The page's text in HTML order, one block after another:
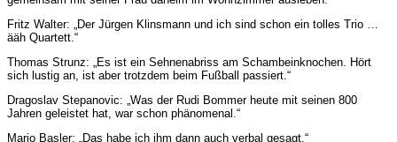
Fritz Walter: „Der Jürgen Klinsmann und ich sind schon ein tolles Trio …
ääh Quartett.“
Thomas Strunz: „Es ist ein Sehnenabriss am Schambeinknochen. Hört
sich lustig an, ist aber trotzdem beim Fußball passiert.“
Dragoslav Stepanovic: „Was der Rudi Bommer heute mit seinen 800
Jahren geleistet hat, war schon phänomenal.“
Mario Basler: „Das habe ich ihm dann auch verbal gesagt.“